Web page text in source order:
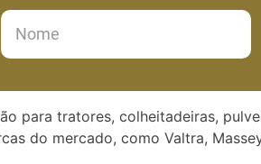
para tratores, colheitadeiras,
do mercado, como Valtra,